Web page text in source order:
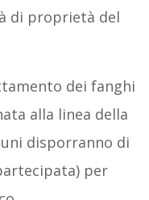
di proprietà del
dei fanghi
alla linea della
disporranno di
per